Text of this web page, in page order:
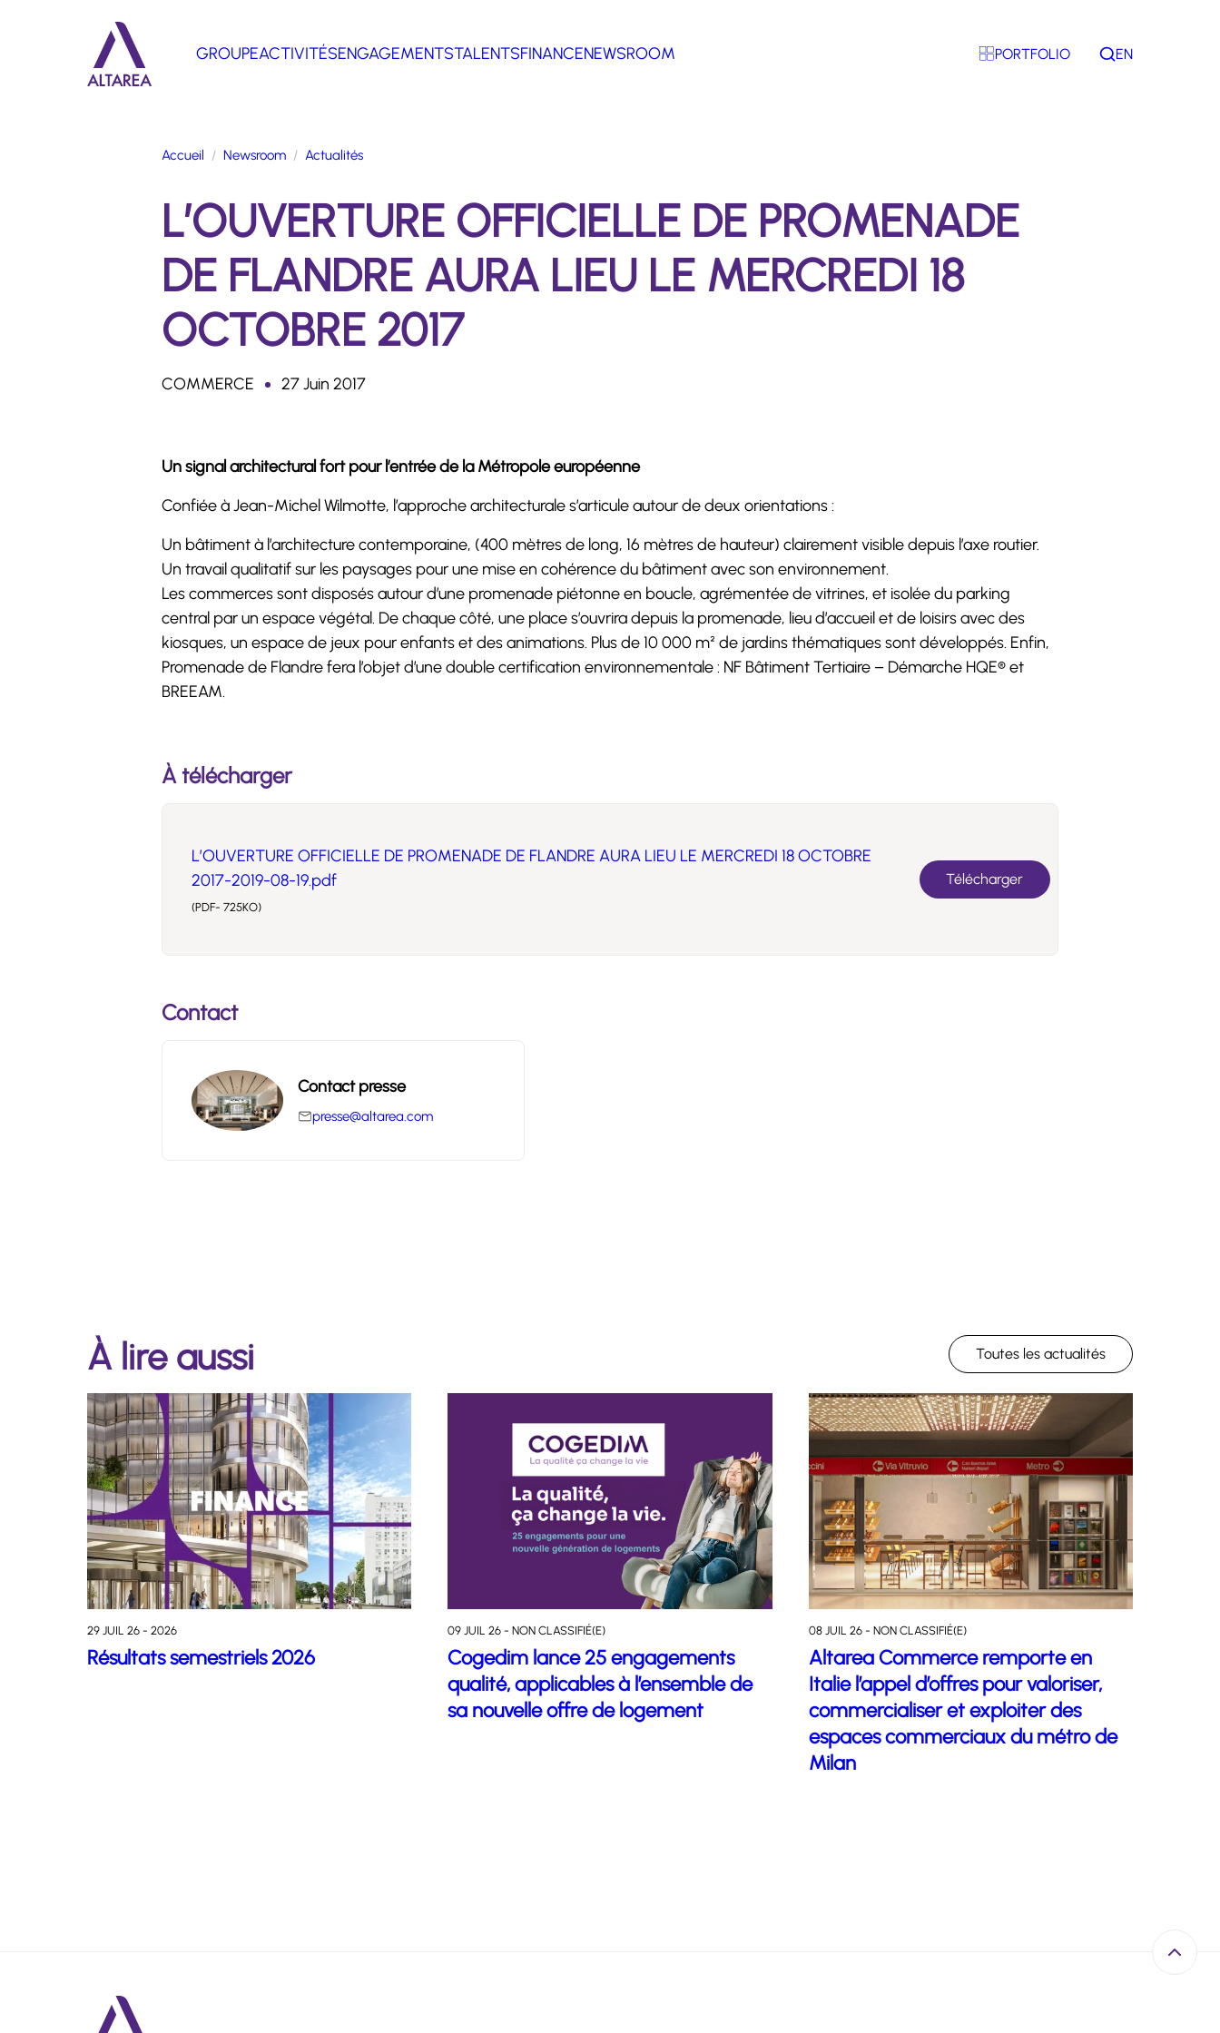
GROUPEACTIVITÉSENGAGEMENTSTALENTSFINANCENEWSROOM PORTFOLIO Rechercher
EN
Accueil Newsroom Actualités
L’OUVERTURE OFFICIELLE DE PROMENADE
DE FLANDRE AURA LIEU LE MERCREDI 18
OCTOBRE 2017
COMMERCE 27 Juin 2017
Un signal architectural fort pour l’entrée de la Métropole européenne
Confiée à Jean-Michel Wilmotte, l’approche architecturale s’articule autour de deux orientations :
Un bâtiment à l’architecture contemporaine, (400 mètres de long, 16 mètres de hauteur) clairement visible depuis l’axe routier.
Un travail qualitatif sur les paysages pour une mise en cohérence du bâtiment avec son environnement.
Les commerces sont disposés autour d’une promenade piétonne en boucle, agrémentée de vitrines, et isolée du parking
central par un espace végétal. De chaque côté, une place s’ouvrira depuis la promenade, lieu d’accueil et de loisirs avec des
kiosques, un espace de jeux pour enfants et des animations. Plus de 10 000 m² de jardins thématiques sont développés. Enfin,
Promenade de Flandre fera l’objet d’une double certification environnementale : NF Bâtiment Tertiaire – Démarche HQE® et
BREEAM.
À télécharger
L’OUVERTURE OFFICIELLE DE PROMENADE DE FLANDRE AURA LIEU LE MERCREDI 18 OCTOBRE
2017-2019-08-19.pdf
(PDF- 725KO)
Télécharger
Contact
Contact presse
presse@altarea.com
À lire aussi Toutes les actualités
29 JUIL 26 - 2026
Résultats semestriels 2026
09 JUIL 26 - NON CLASSIFIÉ(E)
Cogedim lance 25 engagements
qualité, applicables à l’ensemble de
sa nouvelle offre de logement
08 JUIL 26 - NON CLASSIFIÉ(E)
Altarea Commerce remporte en
Italie l’appel d’offres pour valoriser,
commercialiser et exploiter des
espaces commerciaux du métro de
Milan
Retour